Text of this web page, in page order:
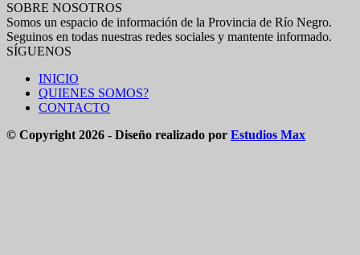
SOBRE NOSOTROS
Somos un espacio de información de la Provincia de Río Negro.
Seguinos en todas nuestras redes sociales y mantente informado.
SÍGUENOS
INICIO
QUIENES SOMOS?
CONTACTO
© Copyright 2026 - Diseño realizado por Estudios Max